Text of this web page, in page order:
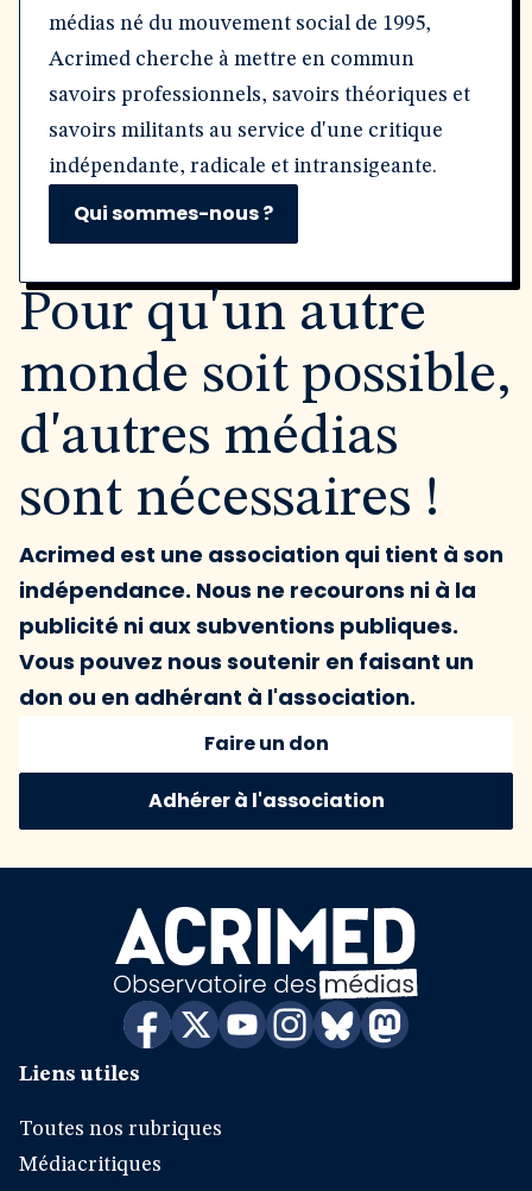
médias né du mouvement social de 1995,
Acrimed cherche à mettre en commun
savoirs professionnels, savoirs théoriques et
savoirs militants au service d'une critique
indépendante, radicale et intransigeante.
Qui sommes-nous ?
Pour qu'un autre
monde soit possible,
d'autres médias
sont nécessaires !
Acrimed est une association qui tient à son
indépendance. Nous ne recourons ni à la
publicité ni aux subventions publiques.
Vous pouvez nous soutenir en faisant un
don ou en adhérant à l'association.
Faire un don
Adhérer à l'association
Liens utiles
Toutes nos rubriques
Médiacritiques